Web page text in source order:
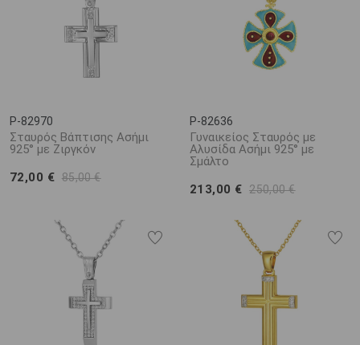
P-82970
Σταυρός Βάπτισης Ασήμι
925° με Ζιργκόν
72,00 € 85,00 €
P-82636
Γυναικείος Σταυρός με
Αλυσίδα Ασήμι 925° με
Σμάλτο
213,00 € 250,00 €